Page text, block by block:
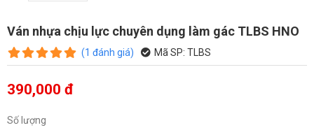
Ván nhựa chịu lực chuyên dụng làm gác TLBS HNO
(1 đánh giá) Mã SP: TLBS
390,000 đ
Số lượng